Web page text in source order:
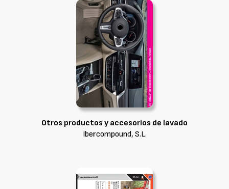
Otros productos y accesorios de lavado
Ibercompound, S.L.